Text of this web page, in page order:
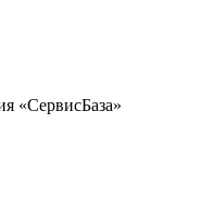
«СервисБаза»